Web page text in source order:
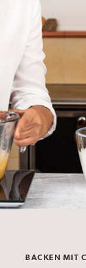
BACKEN MIT